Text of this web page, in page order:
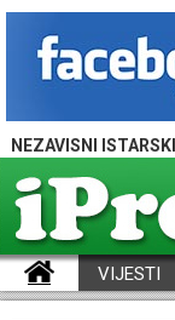
NEZAVISNI
VIJESTI